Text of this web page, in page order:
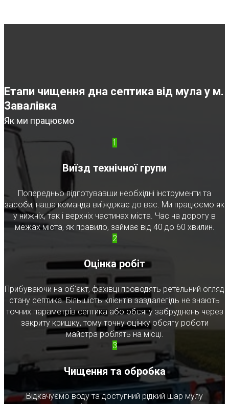
Етапи чищення дна септика від мула у м.
Завалівка
Як ми працюємо
1
Виїзд технічної групи
Попередньо підготувавши необхідні інструменти та
засоби, наша команда виїжджає до вас. Ми працюємо як
у нижніх, так і верхніх частинах міста. Час на дорогу в
межах міста, як правило, займає від 40 до 60 хвилин.
2
Оцінка робіт
Прибуваючи на об'єкт, фахівці проводять ретельний огляд
стану септика. Більшість клієнтів заздалегідь не знають
точних параметрів септика або обсягу забруднень через
закриту кришку, тому точну оцінку обсягу роботи
майстра роблять на місці.
3
Чищення та обробка
Відкачуємо воду та доступний рідкий шар мулу